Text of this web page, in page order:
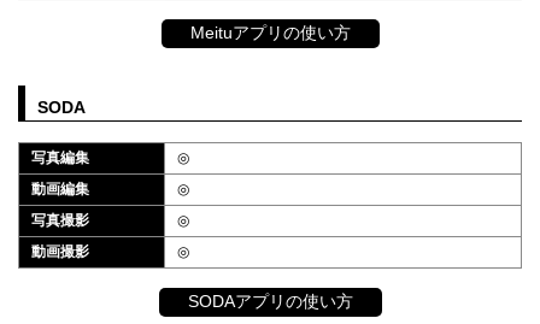
Meituアプリの使い方
SODA
写真編集
◎
動画編集
◎
写真撮影
◎
動画撮影
◎
SODAアプリの使い方